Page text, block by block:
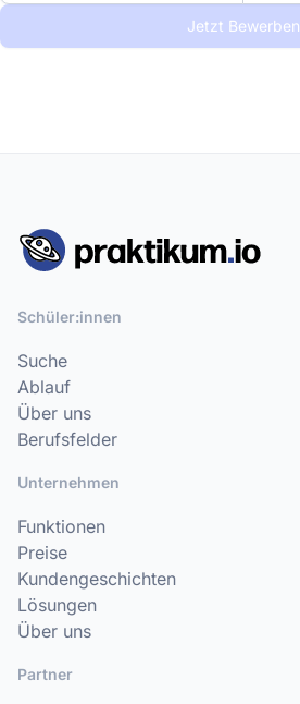
Jetzt Bewerben
Schüler:innen
Suche
Ablauf
Über uns
Berufsfelder
Unternehmen
Funktionen
Preise
Kundengeschichten
Lösungen
Über uns
Partner